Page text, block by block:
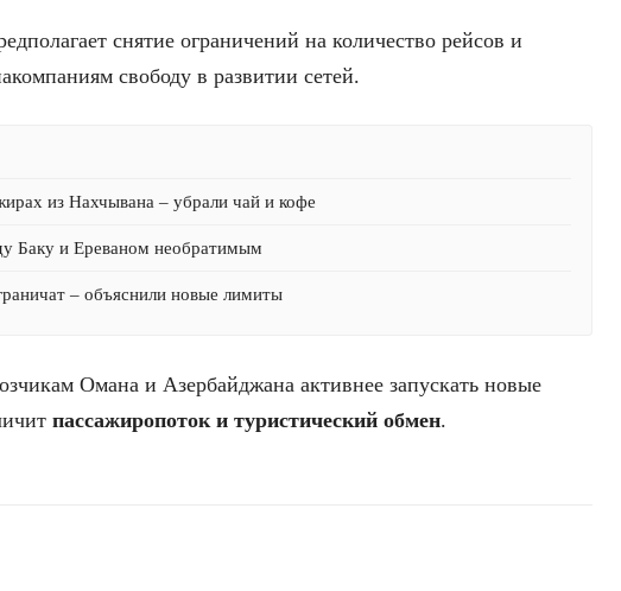
снятие ограничений на количество рейсов и
свободу в развитии сетей.
из Нахчывана – убрали чай и кофе
Баку и Ереваном необратимым
– объяснили новые лимиты
Омана и Азербайджана активнее запускать новые
пассажиропоток и туристический обмен.